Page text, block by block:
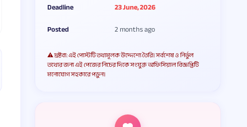
Deadline
23 June, 2026
Posted
2 months ago
⚠️ দ্রষ্টব্য: এই পোস্টটি তথ্যমূলক উদ্দেশ্যে তৈরি। সর্বশেষ ও নির্ভুল
তথ্যের জন্য এই পেজের নিচের দিকে সংযুক্ত অফিসিয়াল বিজ্ঞপ্তিটি
মনোযোগ সহকারে পড়ুন।